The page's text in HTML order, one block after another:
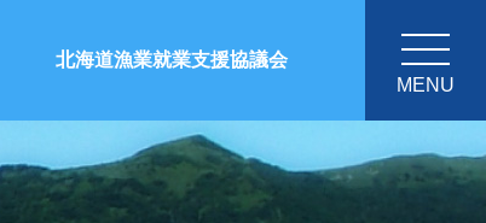
北海道漁業就業支援協議会
MENU